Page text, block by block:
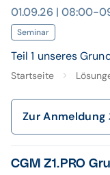
01.09.26 | 08:00-
Seminar
Teil 1 unseres
Startseite
Zur Anmeldung
CGM Z1.PRO